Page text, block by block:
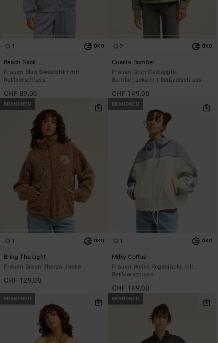
1 ÖKO
Beach Back
Frauen Blau Sweatshirt mit
Reißverschluss
CHF 89,00
2 ÖKO
Cuesta Bomber
Frauen Grün Gesteppte
Bomberjacke mit Reißverschluss
CHF 149,00
BRANDNEU
1 ÖKO
Bring The Light
Frauen Braun Sherpa-Jacke
CHF 129,00
BRANDNEU
1 ÖKO
Milky Coffee
Frauen Weiss Regenjacke mit
Reißverschluss
CHF 149,00
BRANDNEU BRANDNEU